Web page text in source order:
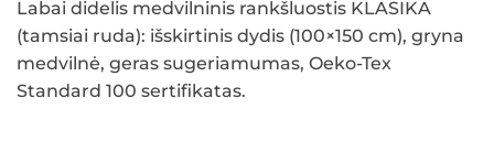
Labai didelis medvilninis rankšluostis KLASIKA
(tamsiai ruda): išskirtinis dydis (100×150 cm), gryna
medvilnė, geras sugeriamumas, Oeko-Tex
Standard 100 sertifikatas.